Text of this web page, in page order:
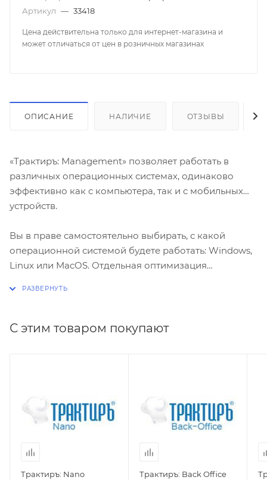
Артикул — 33418
Цена действительна только для интернет-магазина и
может отличаться от цен в розничных магазинах
ОПИСАНИЕ НАЛИЧИЕ ОТЗЫВЫ
«Трактиръ: Management» позволяет работать в
различных операционных системах, одинаково
эффективно как с компьютера, так и с мобильных
устройств.
Вы в праве самостоятельно выбирать, с какой
операционной системой будете работать: Windows,
Linux или MacOS. Отдельная оптимизация
С этим товаром покупают
Трактиръ: Nano Трактиръ: Back Office